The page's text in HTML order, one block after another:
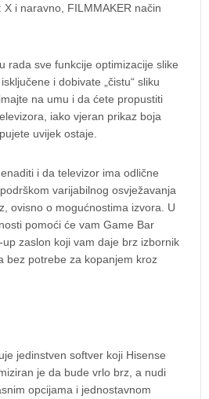
X i naravno, FILMMAKER način
rada sve funkcije optimizacije slike
i dobivate „čistu“ sliku
na umu i da ćete propustiti
iako vjeran prikaz boja
uvijek ostaje.
i da televizor ima odlične
varijabilnog osvježavanja
ovisno o mogućnostima izvora. U
pomoći će vam Game Bar
zaslon koji vam daje brz izbornik
bez potrebe za kopanjem kroz
jedinstven softver koji Hisense
je da bude vrlo brz, a nudi
opcijama i jednostavnom